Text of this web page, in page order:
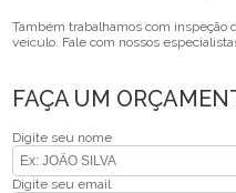
Também trabalhamos com inspeção
veiculo. Fale com nossos
FAÇA UM
Digite seu nome
Digite seu email